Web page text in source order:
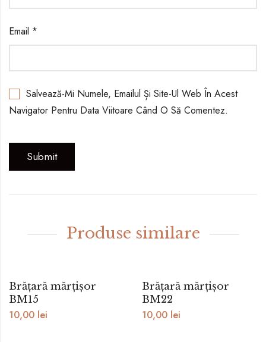
Email *
Salvează-Mi Numele, Emailul Și Site-Ul Web În Acest
Navigator Pentru Data Viitoare Când O Să Comentez.
Produse similare
Brățară mărțișor
BM15
10,00 lei
Brățară mărțișor
BM22
10,00 lei